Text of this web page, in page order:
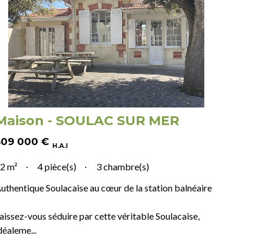
Eva & Yann
- SOULAC SUR MER
000 € H.A.I
m² 4 pièce(s)
3 chambre(s)
Soulacaise au cœur de la station balnéaire
vous séduire par cette véritable Soulacaise,